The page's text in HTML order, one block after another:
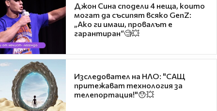
Джон Сина сподели 4 неща, които
могат да съсипят всяко GenZ:
„Ако ги имаш, провалът е
гарантиран“🧐💥
Изследовател на НЛО: "САЩ
притежават технология за
телепортация!"😯💥